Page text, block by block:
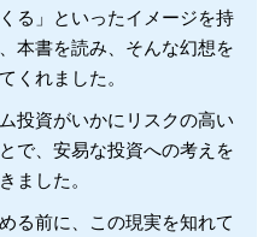
る」といったイメージを持
本書を読み、そんな幻想を
くれました。
投資がいかにリスクの高い
で、安易な投資への考えを
ました。
る前に、この現実を知れて